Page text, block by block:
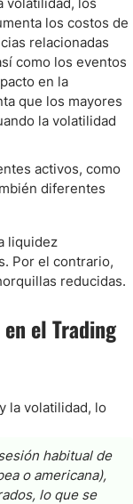
los costos de
relacionadas
como los eventos
en la
que los mayores
la volatilidad
activos, como
diferentes
liquidez
Por el contrario,
reducidas.
el Trading
la volatilidad, lo
habitual de
o americana),
lo que se